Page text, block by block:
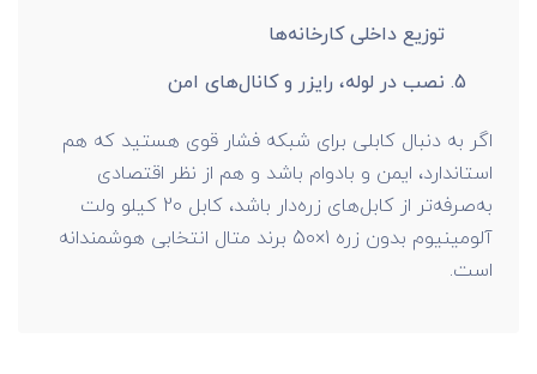
توزیع داخلی کارخانه‌ها
نصب در لوله، رایزر و کانال‌های امن
اگر به دنبال کابلی برای شبکه فشار قوی هستید که هم
استاندارد، ایمن و بادوام باشد و هم از نظر اقتصادی
به‌صرفه‌تر از کابل‌های زره‌دار باشد، کابل 20 کیلو ولت
آلومینیوم بدون زره 1×50 برند متال انتخابی هوشمندانه
است.